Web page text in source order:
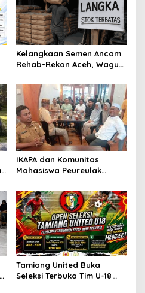
Kelangkaan Semen Ancam
Rehab-Rekon Aceh, Wagub
IKAPA dan Komunitas
Mahasiswa Peureulak
Peureulak Raya
Tamiang United Buka
Seleksi Terbuka Tim U-18